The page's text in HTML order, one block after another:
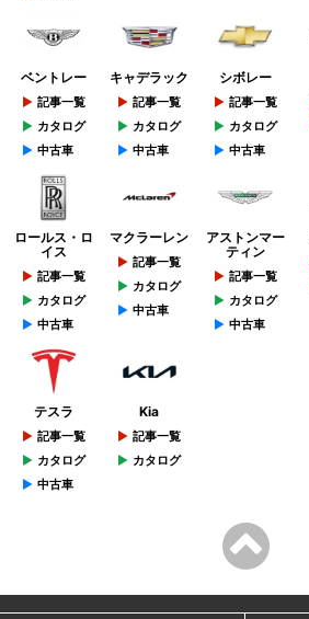
ベントレー
記事一覧
カタログ
中古車
キャデラック
記事一覧
カタログ
中古車
シボレー
記事一覧
カタログ
中古車
ロールス・ロ
イス
記事一覧
カタログ
中古車
マクラーレン
記事一覧
カタログ
中古車
アストンマー
ティン
記事一覧
カタログ
中古車
テスラ
記事一覧
カタログ
中古車
Kia
記事一覧
カタログ